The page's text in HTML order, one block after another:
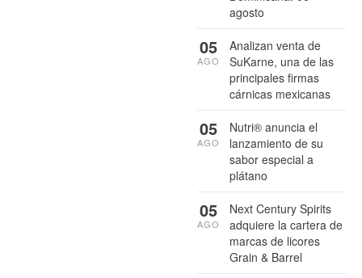
agosto
Analizan venta de
SuKarne, una de las
principales firmas
cárnicas mexicanas
05
AGO
Nutri® anuncia el
lanzamiento de su
sabor especial a
plátano
05
AGO
Next Century Spirits
adquiere la cartera de
marcas de licores
Grain & Barrel
05
AGO